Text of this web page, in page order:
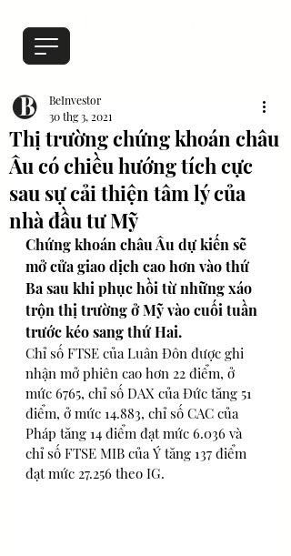
Thị trường chứng khoán châu
Âu có chiều hướng tích cực
sau sự cải thiện tâm lý của
nhà đầu tư Mỹ
BeInvestor
30 thg 3, 2021
Chứng khoán châu Âu dự kiến sẽ
mở cửa giao dịch cao hơn vào thứ
Ba sau khi phục hồi từ những xáo
trộn thị trường ở Mỹ vào cuối tuần
trước kéo sang thứ Hai.
Chỉ số FTSE của Luân Đôn được ghi
nhận mở phiên cao hơn 22 điểm, ở
mức 6765, chỉ số DAX của Đức tăng 51
điểm, ở mức 14.883, chỉ số CAC của
Pháp tăng 14 điểm đạt mức 6.036 và
chỉ số FTSE MIB của Ý tăng 137 điểm
đạt mức 27.256 theo IG.